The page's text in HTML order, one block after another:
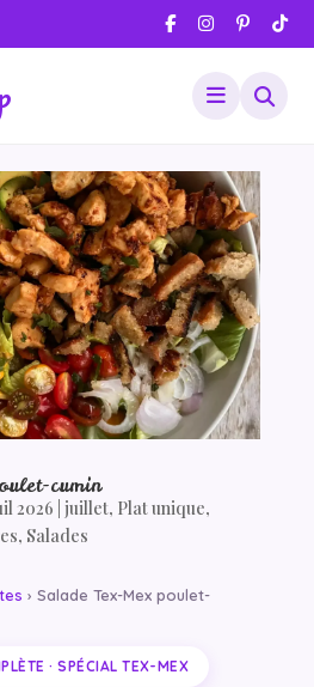
cumin
2026 juillet, Plat unique,
, Salades
› Salade Tex-Mex poulet-
· SPÉCIAL TEX-MEX